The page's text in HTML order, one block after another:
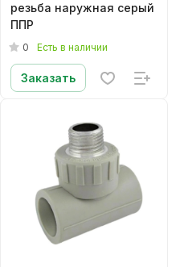
резьба наружная серый
ППР
0 Есть в наличии
Заказать